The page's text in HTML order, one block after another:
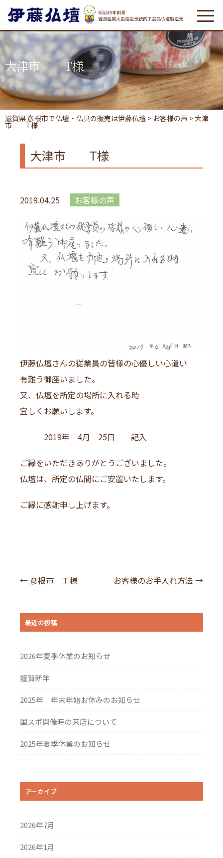
大津市 T様
滋賀県 彦根市で仏壇・仏具の販売は伊藤仏壇 > お客様の声 >大津
市 T様
大津市 T様
2019.04.25 お客様の声
伊藤仏壇さんの従業員の皆様の心優しい心遣い
有難う御座いました。
又、仏壇を所定の場所に入れる時
宜しくお願いします。
2019年 4月 25日 記入
ご縁をいただきありがとうございました。
仏壇は、所定の仏間にご安置いたします。
ご縁に感謝申し上げます。
投
ナ
ビ
ー
シ
← 彦根市 Ｔ様 お客様のお手入れ方法 →
最近の投稿
2026年夏季休業のお知らせ
謹賀新年
2025年 年末年始お休みのお知らせ
国スポ開催時の来店について
2025年夏季休業のお知らせ
アーカイブ
2026年7月
2026年1月